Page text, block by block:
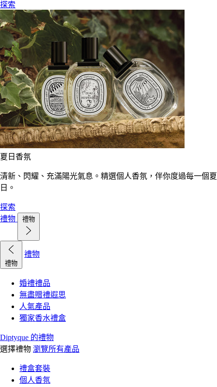
探索
夏日香氛
清新、閃耀、充滿陽光氣息。精選個人香氛，伴你度過每一個夏
日。
探索
禮物
禮物
禮物
禮物
婚禮禮品
無盡贈禮遐思
人氣產品
獨家香水禮盒
Diptyque 的禮物
選擇禮物 瀏覽所有產品
禮盒套裝
個人香氛